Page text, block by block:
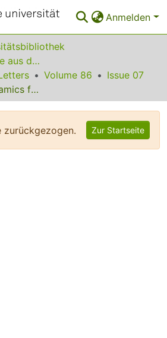
Anmelden
Sonstige Volltexte aus dem Bibliotheksangebot
Volume 86
Issue 07
Unexpected Dynamics for Self-Interstitial Clusters in Silicon
zurückgezogen. Zur Startseite